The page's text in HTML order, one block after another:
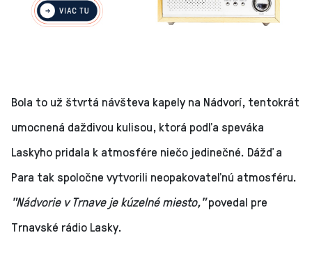
Bola to už štvrtá návšteva kapely na Nádvorí, tentokrát
umocnená daždivou kulisou, ktorá podľa speváka
Laskyho pridala k atmosfére niečo jedinečné. Dážď a
Para tak spoločne vytvorili neopakovateľnú atmosféru.
"Nádvorie v Trnave je kúzelné miesto,"povedal pre
Trnavské rádio Lasky.